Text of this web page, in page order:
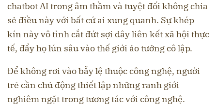
chatbot AI trong âm thầm và tuyệt đối không chia
sẻ điều này với bất cứ ai xung quanh. Sự khép
kín này vô tình cắt đứt sợi dây liên kết xã hội thực
tế, đẩy họ lún sâu vào thế giới ảo tưởng cô lập.
Để không rơi vào bẫy lệ thuộc công nghệ, người
trẻ cần chủ động thiết lập những ranh giới
nghiêm ngặt trong tương tác với công nghệ.